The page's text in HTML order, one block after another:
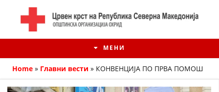
МЕНИ
Home » Главни вести » КОНВЕНЦИЈА ПО ПРВА ПОМОШ